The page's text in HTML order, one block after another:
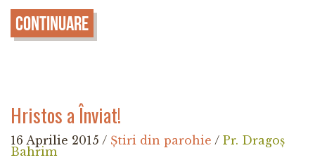
Continuare
Hristos a Înviat!
16 Aprilie 2015 / Știri din parohie / Pr. Dragoș
Bahrim